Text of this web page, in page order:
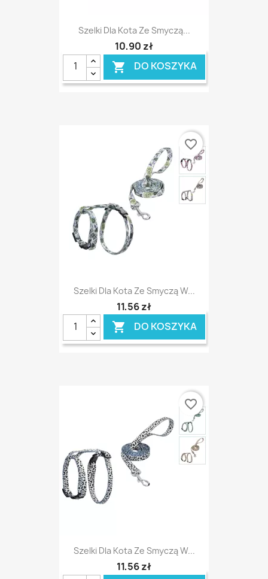
Szelki Dla Kota Ze Smyczą...
10,90 zł
 DO KOSZYKA
Szelki Dla Kota Ze Smyczą W...
11,56 zł
 DO KOSZYKA
favorite_border
Szelki Dla Kota Ze Smyczą W...
11,56 zł
favorite_border